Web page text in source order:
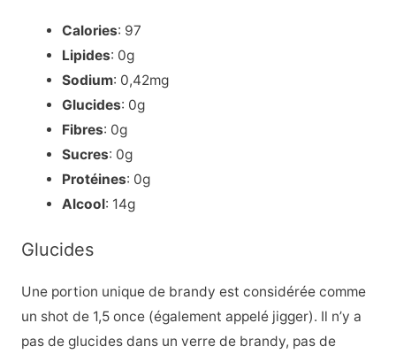
Calories: 97
Lipides: 0g
Sodium: 0,42mg
Glucides: 0g
Fibres: 0g
Sucres: 0g
Protéines: 0g
Alcool: 14g
Glucides
Une portion unique de brandy est considérée comme
un shot de 1,5 once (également appelé jigger). Il n’y a
pas de glucides dans un verre de brandy, pas de